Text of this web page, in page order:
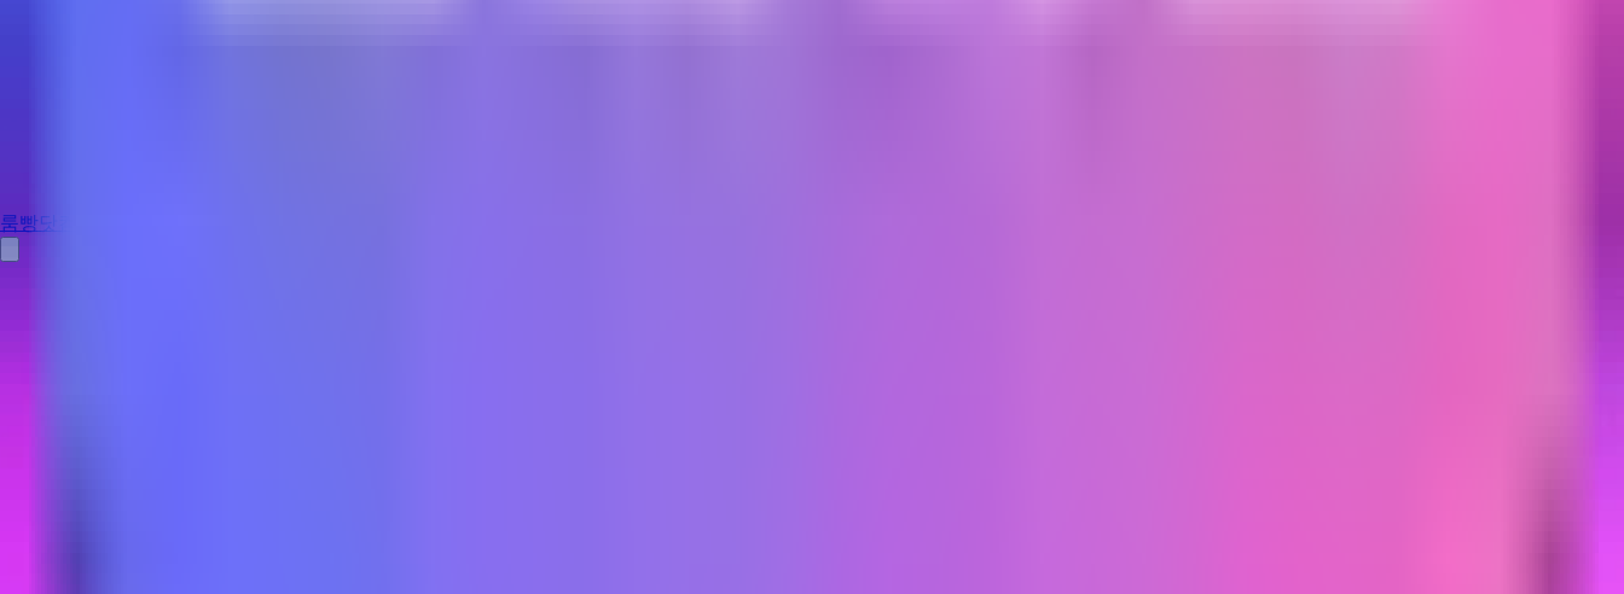
룸빵닷컴